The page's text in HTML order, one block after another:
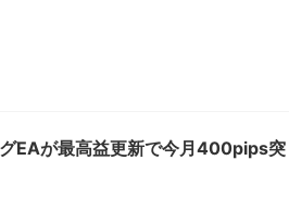
EAが最高益更新で今月400pips突